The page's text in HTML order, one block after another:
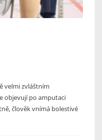
velmi zvláštním
objevují po amputaci
člověk vnímá bolestivé